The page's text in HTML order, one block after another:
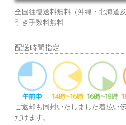
全国往復送料無料（沖縄・北海道
引き手数料無料
配送時間指定
ご返却も同封いたしました着払い
だけます。